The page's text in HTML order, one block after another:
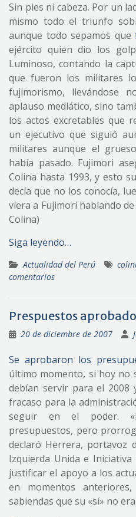
Sin pies ni cabeza. Por un
mismo todo el triunfo
aunque todo sepamos que
ejército quien dio los
Luminoso, contando la
que fueron los militares
fujimorismo, llevándose
aplauso mediático, sino
los actos excretables que
un ejecutivo que siguió
militares aunque el
había pasado. Fujimori
Colina hasta 1993, y esto
decía que no los conocía,
viera a Fujimori hablando
Colina)
Siga leyendo…
Actualidad del Perú
comentarios
Prespuestos
20 de diciembre de 2007
Se aprobaron los
último momento, si hoy no
debían servir para el 2008
fracaso para la
seguir en el poder.
presupuestos, pero
declaró Herrera, portavoz
Izquierda Unida e
justificar el apoyo a los
en momentos
sabiendas que su «sí» no